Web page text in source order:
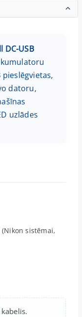
DC-USB
pieslēgvietas,
datoru,
uzlādes
sistēmai,